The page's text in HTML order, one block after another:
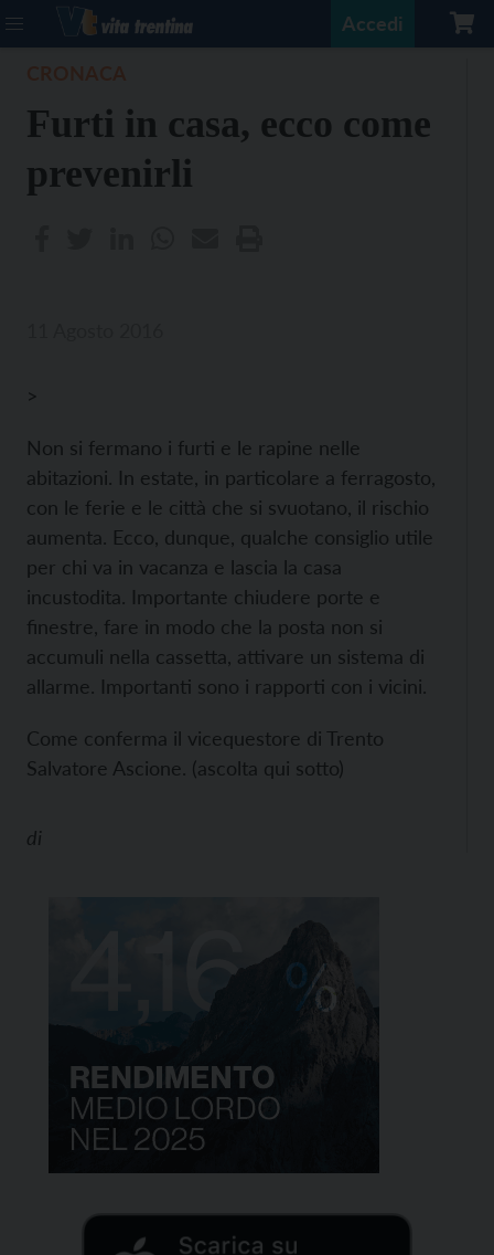
Accedi
Furti in casa, ecco come
prevenirli
>
Non si fermano i furti e le rapine nelle
abitazioni. In estate, in particolare a ferragosto,
con le ferie e le città che si svuotano, il rischio
aumenta. Ecco, dunque, qualche consiglio utile
per chi va in vacanza e lascia la casa
incustodita. Importante chiudere porte e
finestre, fare in modo che la posta non si
accumuli nella cassetta, attivare un sistema di
allarme. Importanti sono i rapporti con i vicini.
Come conferma il vicequestore di Trento
Salvatore Ascione. (ascolta qui sotto)
di